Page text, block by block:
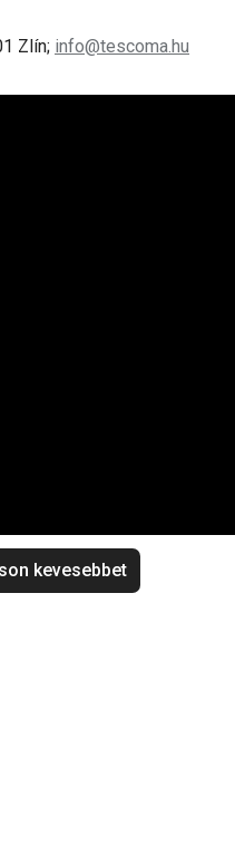
Zlín; info@tescoma.hu
kevesebbet